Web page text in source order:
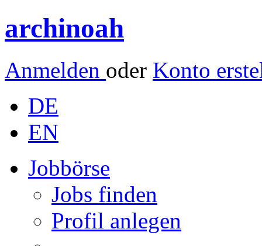
archinoah
Anmelden oder Konto
DE
EN
Jobbörse
Jobs finden
Profil anlegen